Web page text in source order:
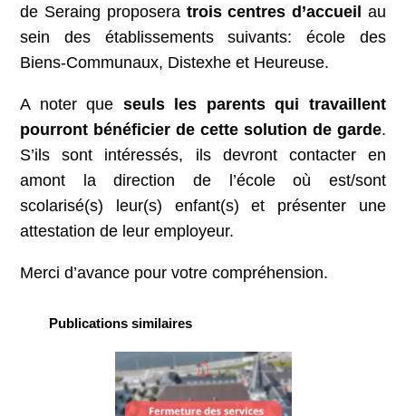
de Seraing proposera trois centres d’accueil
au
sein des établissements suivants: école des
Biens-Communaux, Distexhe et Heureuse.
A noter que seuls les parents qui travaillent
pourront bénéficier de cette solution de garde.
S’ils sont intéressés, ils devront contacter en
amont la direction de l’école où est/sont
scolarisé(s) leur(s) enfant(s) et présenter une
attestation de leur employeur.
Merci d’avance pour votre compréhension.
Publications similaires